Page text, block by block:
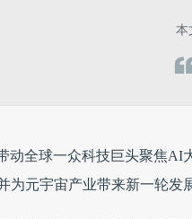
本
动全球一众科技巨头聚焦
为元宇宙产业带来新一轮发